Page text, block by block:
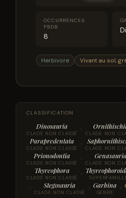
OCCURRENCES
PBDB
8
Herbivore Vivant au sol,
CLASSIFICATION
Dinosauria
CLADE NON CLASSÉ › CLADE NON
Parapredentata
CLADE NON CLASSÉ › CLADE NON
Prionodontia
CLADE NON CLASSÉ › Genasauria
CLADE NON
Thyreophora
CLADE NON CLASSÉ ›
› Stegosauria
CLADE NON CLASSÉ › Garbina
GENRE ›